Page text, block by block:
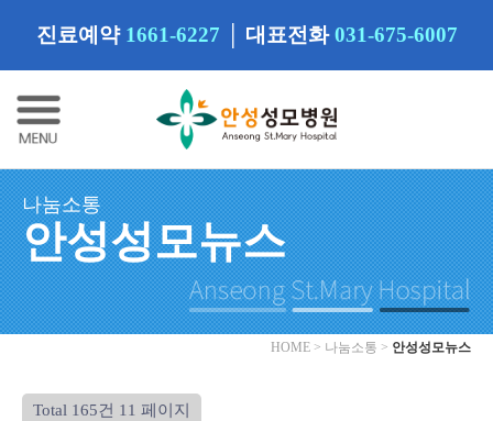
진료예약 1661-6227 대표전화 031-675-6007
나눔소통
안성성모뉴스
HOME > 나눔소통 > 안성성모뉴스
Total 165건 11 페이지